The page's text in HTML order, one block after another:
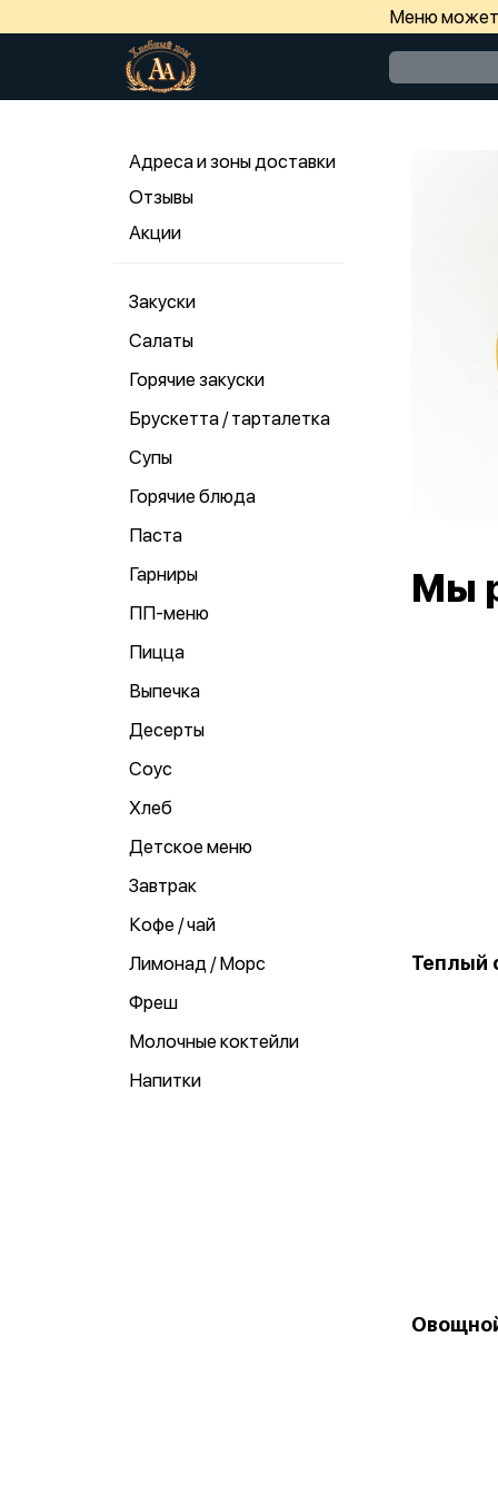
Меню может
Адреса и зоны доставки
Отзывы
Акции
Закуски
Салаты
Горячие закуски
Брускетта / тарталетка
Супы
Горячие блюда
Паста
Гарниры
ПП-меню
Пицца
Выпечка
Десерты
Соус
Хлеб
Детское меню
Завтрак
Кофе / чай
Лимонад / Морс
Фреш
Молочные коктейли
Напитки
Мы
Теплый